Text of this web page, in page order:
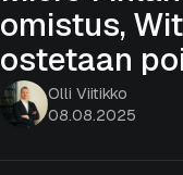
Meistä
Ajatuksiamme
Dokumentaatio
omistus,
ostetaan
Olli Viitikko
08.08.2025